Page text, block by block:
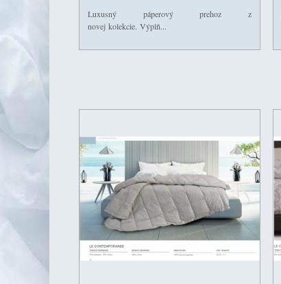
Luxusný páperový prehoz z
novej kolekcie. Výplň...